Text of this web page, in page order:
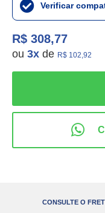
Verificar
R$ 308,77
ou 3x de R$ 102,92
CONSULTE O